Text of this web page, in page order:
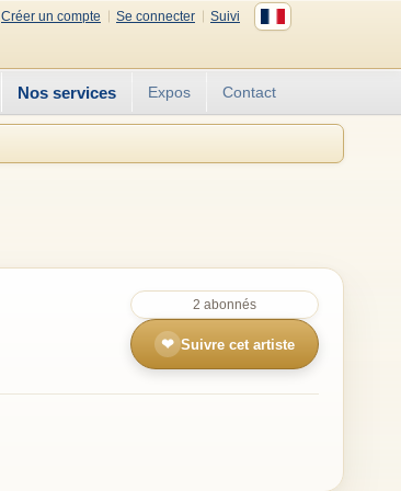
Créer un compte Se connecter
Suivi
Nos services Expos Contact
2 abonnés
❤ Suivre cet artiste